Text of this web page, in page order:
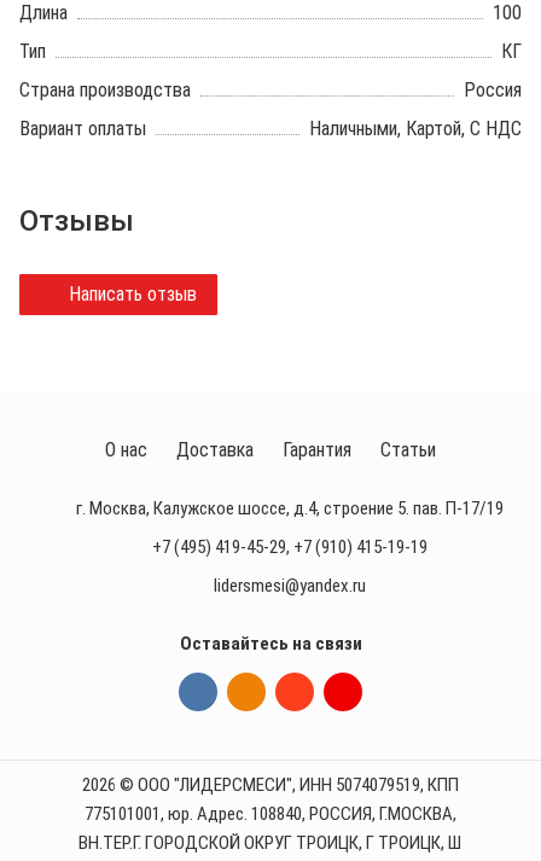
Длина
100
Тип
КГ
Страна производства
Россия
Вариант оплаты
Наличными, Картой, С НДС
Отзывы
Написать отзыв
г. Москва, Калужское шоссе, д.4, строение 5. пав. П-17/19
+7 (495) 419-45-29, +7 (910) 415-19-19
lidersmesi@yandex.ru
О нас Доставка Гарантия Статьи
Оставайтесь на связи
2026 © ООО "ЛИДЕРСМЕСИ", ИНН 5074079519, КПП
775101001, юр. Адрес. 108840, РОССИЯ, Г.МОСКВА,
ВН.ТЕР.Г. ГОРОДСКОЙ ОКРУГ ТРОИЦК, Г ТРОИЦК, Ш